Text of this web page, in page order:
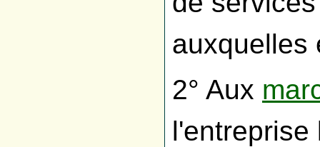
auxquelles
2° Aux
l'entreprise